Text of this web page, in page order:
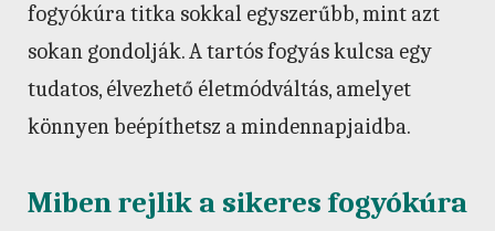
fogyókúra titka sokkal egyszerűbb, mint azt
sokan gondolják. A tartós fogyás kulcsa egy
tudatos, élvezhető életmódváltás, amelyet
könnyen beépíthetsz a mindennapjaidba.
Miben rejlik a sikeres fogyókúra